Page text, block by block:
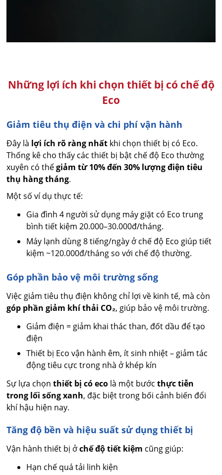
Những lợi ích khi chọn thiết bị có chế độ
Eco
Giảm tiêu thụ điện và chi phí vận hành
Đây là lợi ích rõ ràng nhất khi chọn thiết bị có Eco.
Thống kê cho thấy các thiết bị bật chế độ Eco thường
xuyên có thểgiảm từ 10% đến 30% lượng điện tiêu
thụ hàng tháng.
Một số ví dụ thực tế:
Gia đình 4 người sử dụng máy giặt có Eco trung
bình tiết kiệm 20.000–30.000đ/tháng.
Máy lạnh dùng 8 tiếng/ngày ở chế độ Eco giúp tiết
kiệm ~120.000đ/tháng so với chế độ thường.
Góp phần bảo vệ môi trường sống
Việc giảm tiêu thụ điện không chỉ lợi về kinh tế, mà còn
góp phần giảm khí thải CO₂, giúp bảo vệ môi trường.
Giảm điện = giảm khai thác than, đốt dầu để tạo
điện
Thiết bị Eco vận hành êm, ít sinh nhiệt – giảm tác
động tiêu cực trong nhà ở khép kín
Sự lựa chọnthiết bị có eco là một bướcthực tiễn
trong lối sống xanh, đặc biệt trong bối cảnh biến đổi
khí hậu hiện nay.
Tăng độ bền và hiệu suất sử dụng thiết bị
Vận hành thiết bị ởchế độ tiết kiệm cũng giúp:
Hạn chế quá tải linh kiện